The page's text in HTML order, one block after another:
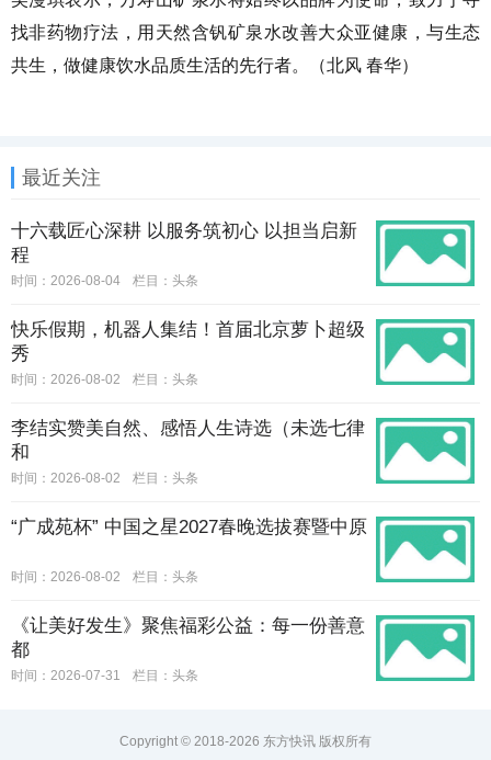
找非药物疗法，用天然含钒矿泉水改善大众亚健康，与生态
共生，做健康饮水品质生活的先行者。（北风 春华）
最近关注
十六载匠心深耕 以服务筑初心 以担当启新
程
时间：2026-08-04 栏目： 头条
快乐假期，机器人集结！首届北京萝卜超级
秀
时间：2026-08-02 栏目： 头条
李结实赞美自然、感悟人生诗选（未选七律
和
时间：2026-08-02 栏目： 头条
“广成苑杯” 中国之星2027春晚选拔赛暨中原
时间：2026-08-02 栏目： 头条
《让美好发生》聚焦福彩公益：每一份善意
都
时间：2026-07-31 栏目： 头条
Copyright © 2018-2026 东方快讯 版权所有